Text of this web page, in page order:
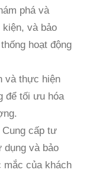
phá và
và bảo
hoạt động
và thực hiện
để tối ưu hóa
Cung cấp tư
dụng và bảo
mắc của khách